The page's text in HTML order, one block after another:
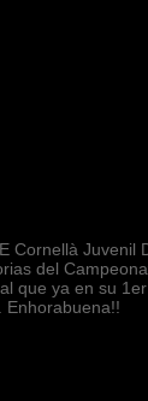
Cornellà Juvenil
del
que ya en su
Enhorabuena!!